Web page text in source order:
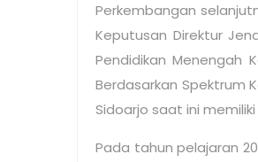
Perkembangan
Keputusan Direktur
Pendidikan Menengah
Berdasarkan Spektrum
Sidoarjo saat ini
Pada tahun pelajaran